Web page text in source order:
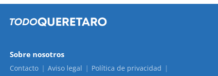
Sobre nosotros
Contacto Aviso legal
Política de privacidad